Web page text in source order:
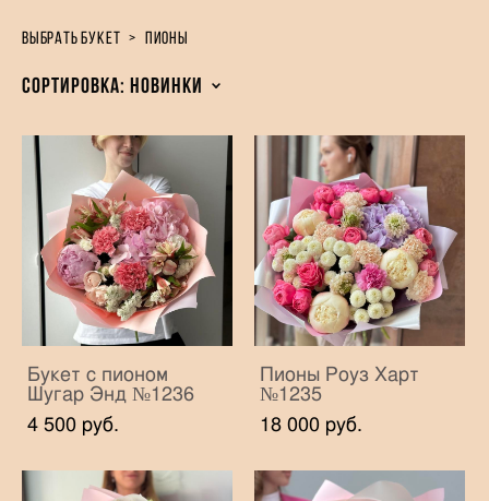
выбрать букет > пионы
Сортировка: новинки
Букет с пионом
Шугар Энд №1236
4 500 pуб.
Пионы Роуз Харт
№1235
18 000 pуб.